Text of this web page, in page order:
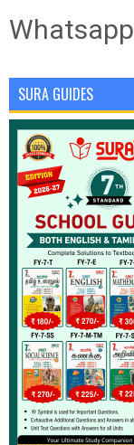
Whatsapp
SURA GUIDES